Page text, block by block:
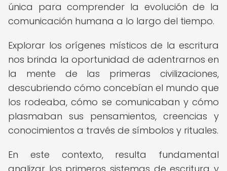
única para comprender la evolución de la
comunicación humana a lo largo del tiempo.
Explorar los orígenes místicos de la escritura
nos brinda la oportunidad de adentrarnos en
la mente de las primeras civilizaciones,
descubriendo cómo concebían el mundo que
los rodeaba, cómo se comunicaban y cómo
plasmaban sus pensamientos, creencias y
conocimientos a través de símbolos y rituales.
En este contexto, resulta fundamental